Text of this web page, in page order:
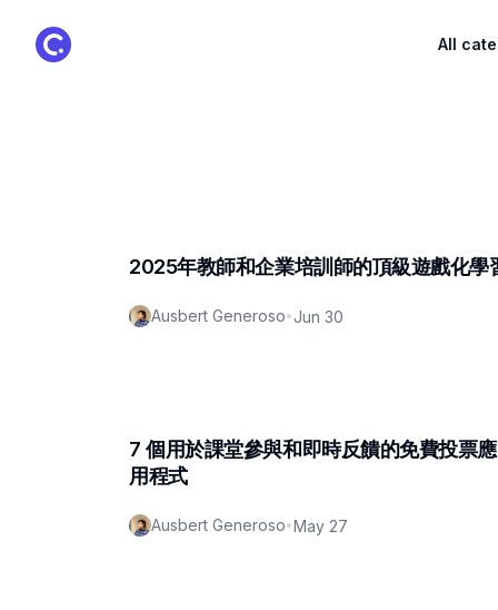
ClassPoint Logo All
2025年教師和企業培訓師的頂級遊戲化學
Ausbert Generoso•Jun 30
7 個用於課堂參與和即時反饋的免費投票應
用程式
Ausbert Generoso•May 27